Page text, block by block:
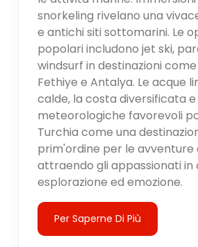
snorkeling rivelano una
e antichi siti sottomarini. Le
popolari includono jet ski,
windsurf in destinazioni
Fethiye e Antalya. Le acque
calde, la costa diversificata e
meteorologiche favorevoli
Turchia come una
prim'ordine per le avventure
attraendo gli appassionati in
esplorazione ed emozione.
Per Saperne Di Più